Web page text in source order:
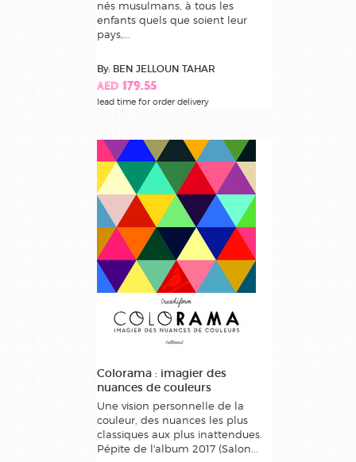
nés musulmans, à tous les
enfants quels que soient leur
pays,...
By: BEN JELLOUN TAHAR
AED 179.55
lead time for order delivery
Colorama : imagier des
nuances de couleurs
Une vision personnelle de la
couleur, des nuances les plus
classiques aux plus inattendues.
Pépite de l'album 2017 (Salon...